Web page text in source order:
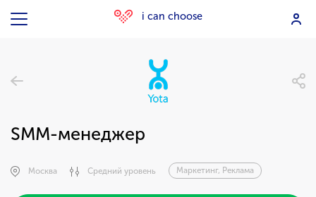
i can choose
SMM-менеджер
Москва Средний уровень Маркетинг, Реклама